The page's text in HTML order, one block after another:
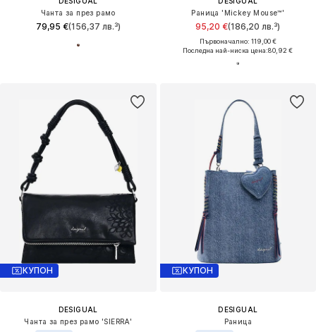
Чанта за през рамо
79,95 €(156,37 лв.³)
Раница 'Mickey Mouse™'
95,20 €(186,20 лв.³)
Първоначално: 119,00 €
Последна най-ниска цена:80,92 €
КУПОН
DESIGUAL
Чанта за през рамо 'SIERRA'
КУПОН
DESIGUAL
Раница